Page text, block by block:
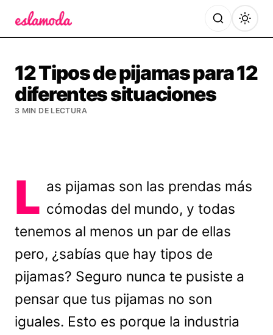
12 Tipos de pijamas para 12
diferentes situaciones
3 MIN DE LECTURA
L as pijamas son las prendas más
cómodas del mundo, y todas
tenemos al menos un par de ellas
pero, ¿sabías que hay tipos de
pijamas? Seguro nunca te pusiste a
pensar que tus pijamas no son
iguales. Esto es porque la industria